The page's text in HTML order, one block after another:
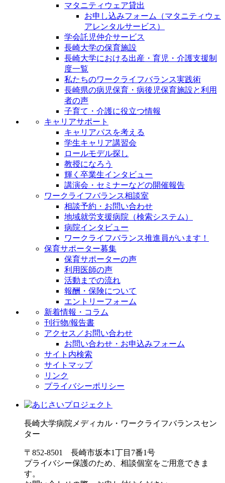
マタニティウェア貸出
お申し込みフォーム（マタニティウェ
アレンタルサービス）
学会託児仲介サービス
長崎大学の保育施設
長崎大学における出産・育児・介護支援制
度一覧
私たちのワークライフバランス実践術
長崎県の病児保育・病後児保育施設と利用
者の声
子育て・介護に役立つ情報
キャリアサポート
キャリアパスを考える
学生キャリア講習会
ロールモデル探し
教授になろう
輝く卒業生インタビュー
講演会・セミナーなどの開催報告
ワークライフバランス相談室
相談予約・お問い合わせ
地域就労支援病院（検索システム）
病院インタビュー
ワークライフバランス推進員がいます！
保育サポーター募集
保育サポーターの声
利用医師の声
活動までの流れ
報酬・保険について
エントリーフォーム
新着情報・コラム
刊行物/報告書
アクセス／お問い合わせ
お問い合わせ・お申込みフォーム
サイト内検索
サイトマップ
リンク
プライバシーポリシー
長崎大学病院 メディカル・ワークライフバランスセン
ター
〒852-8501 長崎市坂本1丁目7番1号
プライバシー保護のため、相談個室をご用意できま
す。